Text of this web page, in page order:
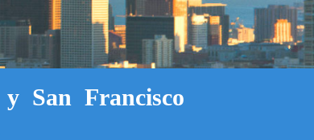
San Francisco